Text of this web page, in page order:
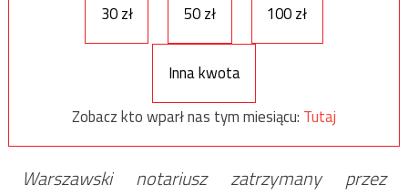
30 zł 50 zł 100 zł
Inna kwota
Zobacz kto wparł nas tym miesiącu: Tutaj
Warszawski notariusz zatrzymany przez